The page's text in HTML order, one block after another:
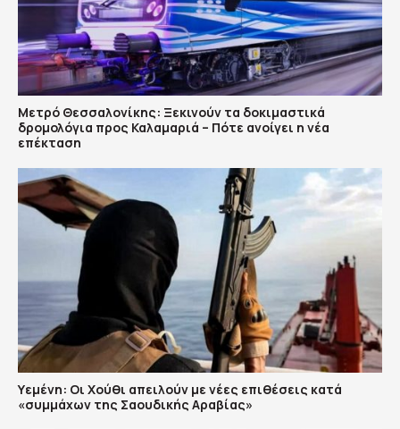
Μετρό Θεσσαλονίκης: Ξεκινούν τα δοκιμαστικά
δρομολόγια προς Καλαμαριά – Πότε ανοίγει η νέα
επέκταση
Υεμένη: Οι Χούθι απειλούν με νέες επιθέσεις κατά
«συμμάχων της Σαουδικής Αραβίας»